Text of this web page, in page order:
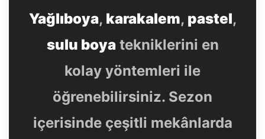
Yağlıboya, karakalem, pastel,
sulu boyatekniklerini en
kolay yöntemleri ile
öğrenebilirsiniz. Sezon
içerisinde çeşitli mekânlarda